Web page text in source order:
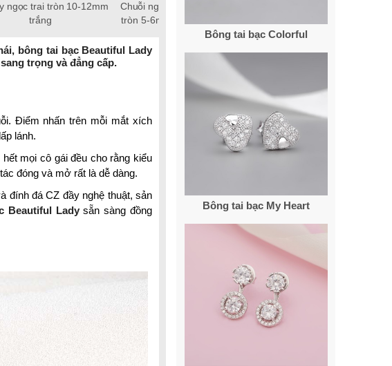
ngọc trai tròn 10-12mm
trắng
Chuỗi ngọc trai Freshwater
tròn 5-6mm trắng chốt bạc
S925 xi bạch kim gắn đá CZ
S925 xi bạch kim gắn đá CZ
bông tai bạc Beautiful Lady
trọng và đẳng cấp.
Điểm nhấn trên mỗi mắt xích
lánh.
mọi cô gái đều cho rằng kiểu
đóng và mở rất là dễ dàng.
đính đá CZ đầy nghệ thuật, sản
Beautiful Ladysẵn sàng đồng
Bông tai bạc Colorful
Bông tai bạc My Heart